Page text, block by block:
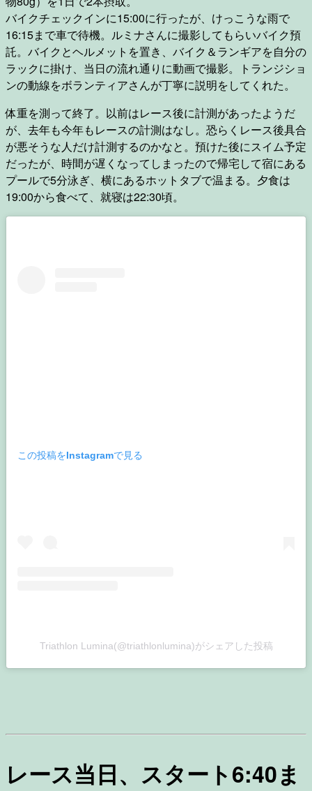
バイクチェックインに15:00に行ったが、けっこうな雨で
16:15まで車で待機。ルミナさんに撮影してもらいバイク預
託。バイクとヘルメットを置き、バイク＆ランギアを自分の
ラックに掛け、当日の流れ通りに動画で撮影。トランジショ
ンの動線をボランティアさんが丁寧に説明をしてくれた。
体重を測って終了。以前はレース後に計測があったようだ
が、去年も今年もレースの計測はなし。恐らくレース後具合
が悪そうな人だけ計測するのかなと。預けた後にスイム予定
だったが、時間が遅くなってしまったので帰宅して宿にある
プールで5分泳ぎ、横にあるホットタブで温まる。夕食は
19:00から食べて、就寝は22:30頃。
この投稿をInstagramで見る
Triathlon Lumina(@triathlonlumina)がシェアした投稿
レース当日、スタート6:40ま